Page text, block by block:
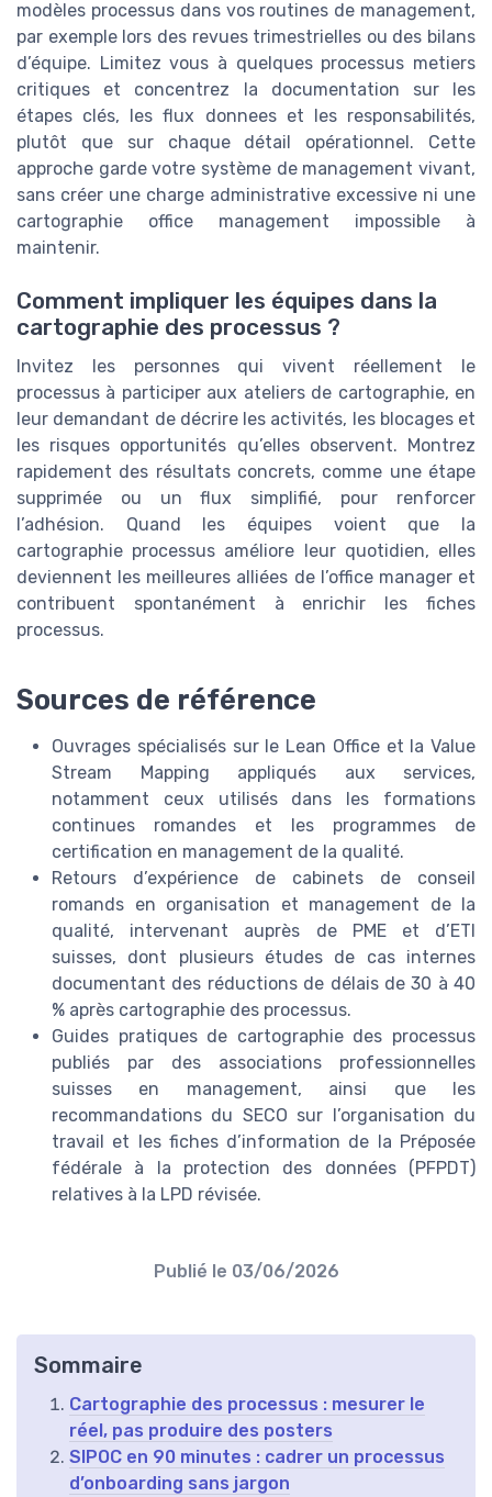
modèles processus dans vos routines de management,
par exemple lors des revues trimestrielles ou des bilans
d’équipe. Limitez vous à quelques processus metiers
critiques et concentrez la documentation sur les
étapes clés, les flux donnees et les responsabilités,
plutôt que sur chaque détail opérationnel. Cette
approche garde votre système de management vivant,
sans créer une charge administrative excessive ni une
cartographie office management impossible à
maintenir.
Comment impliquer les équipes dans la
cartographie des processus ?
Invitez les personnes qui vivent réellement le
processus à participer aux ateliers de cartographie, en
leur demandant de décrire les activités, les blocages et
les risques opportunités qu’elles observent. Montrez
rapidement des résultats concrets, comme une étape
supprimée ou un flux simplifié, pour renforcer
l’adhésion. Quand les équipes voient que la
cartographie processus améliore leur quotidien, elles
deviennent les meilleures alliées de l’office manager et
contribuent spontanément à enrichir les fiches
processus.
Sources de référence
Ouvrages spécialisés sur le Lean Office et la Value
Stream Mapping appliqués aux services,
notamment ceux utilisés dans les formations
continues romandes et les programmes de
certification en management de la qualité.
Retours d’expérience de cabinets de conseil
romands en organisation et management de la
qualité, intervenant auprès de PME et d’ETI
suisses, dont plusieurs études de cas internes
documentant des réductions de délais de 30 à 40
% après cartographie des processus.
Guides pratiques de cartographie des processus
publiés par des associations professionnelles
suisses en management, ainsi que les
recommandations du SECO sur l’organisation du
travail et les fiches d’information de la Préposée
fédérale à la protection des données (PFPDT)
relatives à la LPD révisée.
Publié le 03/06/2026
Sommaire
Cartographie des processus : mesurer le
réel, pas produire des posters
SIPOC en 90 minutes : cadrer un processus
d’onboarding sans jargon